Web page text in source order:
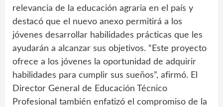
relevancia de la educación agraria en el país y
destacó que el nuevo anexo permitirá a los
jóvenes desarrollar habilidades prácticas que les
ayudarán a alcanzar sus objetivos. “Este proyecto
ofrece a los jóvenes la oportunidad de adquirir
habilidades para cumplir sus sueños”, afirmó. El
Director General de Educación Técnico
Profesional también enfatizó el compromiso de la